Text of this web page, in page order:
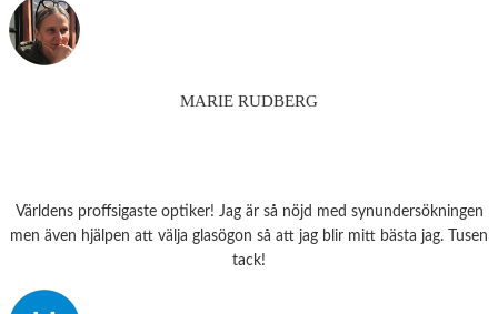
MARIE RUDBERG
Världens proffsigaste optiker! Jag är så nöjd med synundersökningen
men även hjälpen att välja glasögon så att jag blir mitt bästa jag. Tusen
tack!